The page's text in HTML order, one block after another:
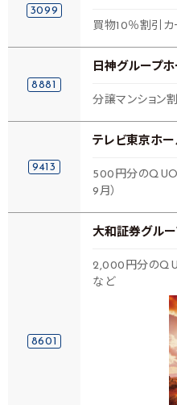
3099
買物10％割引カ
8881
日神グループ
分譲マンション
9413
テレビ東京ホー
500円分のQUO
9月）
8601
大和証券グル
2,000円分の
など